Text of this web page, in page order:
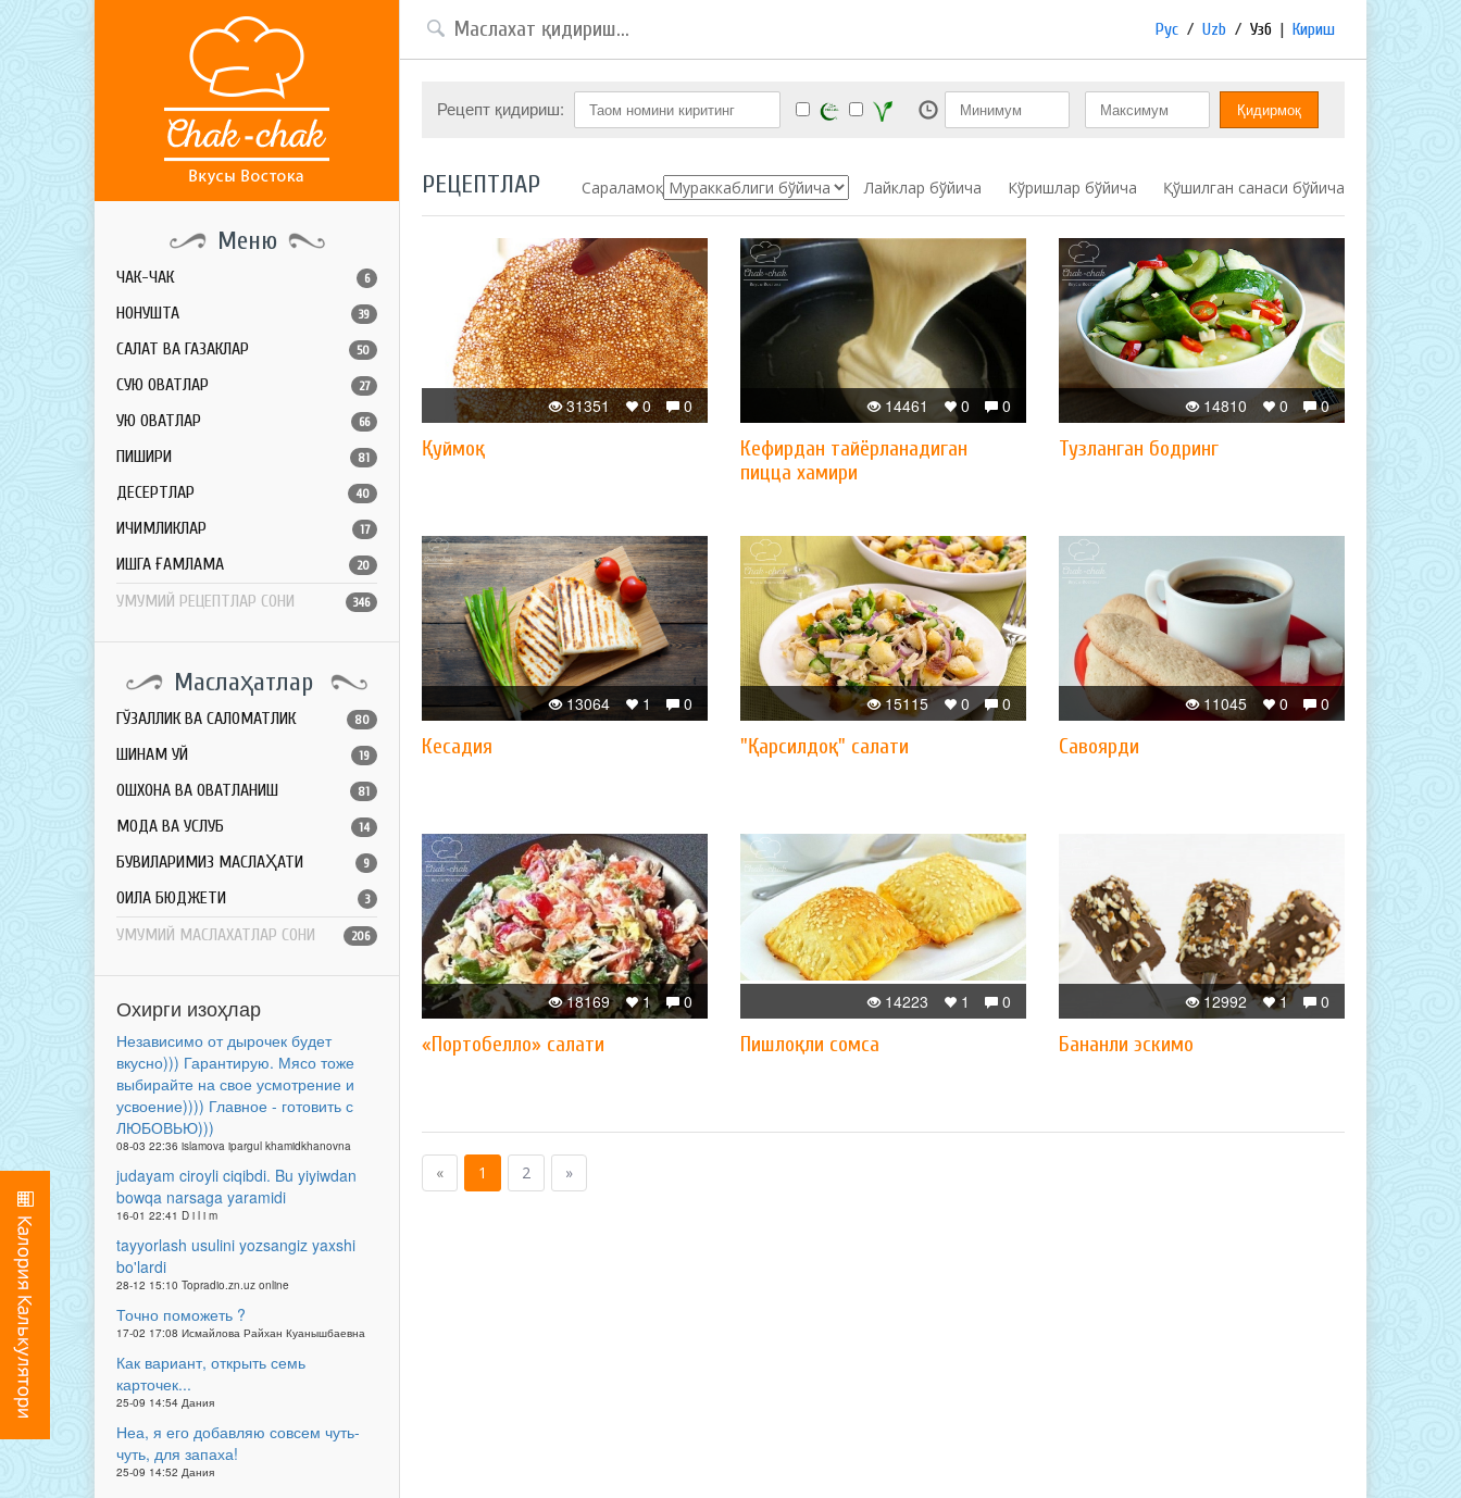
Меню
ЧАК-ЧАК 6
НОНУШТА 39
САЛАТ ВА ГАЗАКЛАР 50
СУЮҚ ОВҚАТЛАР 27
ҚУЮҚ ОВҚАТЛАР 66
ПИШИРИҚ 81
ДЕСЕРТЛАР 40
ИЧИМЛИКЛАР 17
ҚИШГА ҒАМЛАМА 20
УМУМИЙ РЕЦЕПТЛАР СОНИ 346
Маслаҳатлар
ГЎЗАЛЛИК ВА САЛОМАТЛИК 80
ШИНАМ УЙ 19
ОШХОНА ВА ОВҚАТЛАНИШ 81
МОДА ВА УСЛУБ 14
БУВИЛАРИМИЗ МАСЛАҲАТИ 9
ОИЛА БЮДЖЕТИ 3
УМУМИЙ МАСЛАХАТЛАР СОНИ 206
Охирги изоҳлар
Независимо от дырочек будет
вкусно))) Гарантирую. Мясо тоже
выбирайте на свое усмотрение и
усвоение)))) Главное - готовить с
ЛЮБОВЬЮ)))
08-03 22:36 islamova ipargul khamidkhanovna
judayam ciroyli ciqibdi. Bu yiyiwdan
bowqa narsaga yaramidi
16-01 22:41 D i l i m
tayyorlash usulini yozsangiz yaxshi
bo'lardi
28-12 15:10 Topradio.zn.uz online
Точно поможеть ?
17-02 17:08 Исмайлова Райхан Куанышбаевна
Как вариант, открыть семь
карточек...
25-09 14:54 Дания
Неа, я его добавляю совсем чуть-
чуть, для запаха!
25-09 14:52 Дания
Рус / Uzb / Узб | Кириш
Рецепт қидириш:
РЕЦЕПТЛАР Сараламоқ: Лайклар бўйича Кўришлар бўйича Қўшилган санаси бўйича
0
0
31351
Қуймоқ
0
0
14461
Кефирдан тайёрланадиган
пицца хамири
0
0
14810
Тузланган бодринг
0
1
13064
Кесадия
0
0
15115
"Қарсилдоқ" салати
0
0
11045
Савоярди
0
1
18169
«Портобелло» салати
0
1
14223
Пишлоқли сомса
0
1
12992
Бананли эскимо
« 1 2 »